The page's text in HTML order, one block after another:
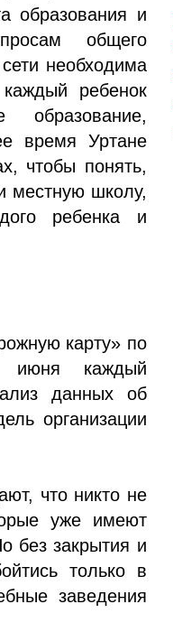
образования и
общего
необходима
ребенок
образование,
время Уртане
чтобы понять,
местную школу,
ребенка и
карту» по
июня каждый
данных об
организации
что никто не
уже имеют
без закрытия и
только в
заведения